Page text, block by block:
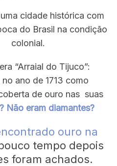
cidade histórica com
do Brasil na condição
colonial.
“Arraial do Tijuco”:
ano de 1713 como
de ouro nas suas
Não eram diamantes?
ouro na
tempo depois
foram achados.